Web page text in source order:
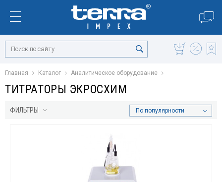
Главная Каталог Аналитическое оборудование
ТИТРАТОРЫ ЭКРОСХИМ
ФИЛЬТРЫ По популярности